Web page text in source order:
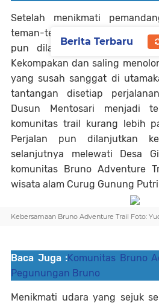
Setelah menikmati
teman-teman komunitas
pun dilanjutkan kembali
Kekompakan dan saling
yang susah sanggat di
tantangan disetiap
Dusun Mentosari menjadi
komunitas trail kurang lebih
Perjalan pun dilanjutkan
selanjutnya melewati Desa
komunitas Bruno Adventure
wisata alam Curug Gunung
Kebersamaan Bruno Adventure Trail Foto:
Baca Juga :Komunitas Bruno
Pegunungan Bruno
Menikmati udara yang sejuk
Berita Terbaru